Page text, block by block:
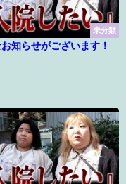
未分類
知らせがございます！